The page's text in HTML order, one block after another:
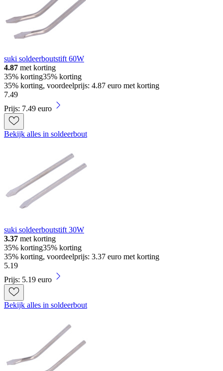
suki soldeerboutstift 60W
4.87 met korting
35% korting35% korting
35% korting, voordeelprijs: 4.87 euro met korting
7.49
Prijs: 7.49 euro
Bekijk alles in soldeerbout
suki soldeerboutstift 30W
3.37 met korting
35% korting35% korting
35% korting, voordeelprijs: 3.37 euro met korting
5.19
Prijs: 5.19 euro
Bekijk alles in soldeerbout